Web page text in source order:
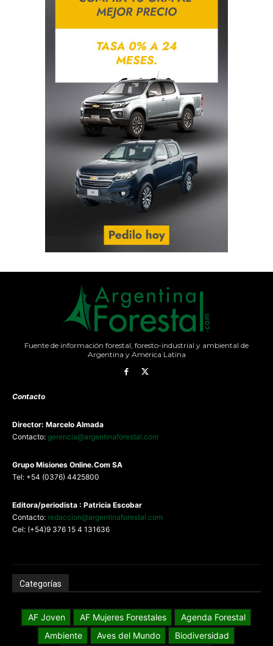
Fuente de información forestal, foresto-industrial y ambiental de
Argentina y América Latina
Contacto
Director: Marcelo Almada
Contacto: gerencia@argentinaforestal.com
Grupo Misiones Online.Com SA
Tel: +54 (0376) 4425800
Editora/periodista : Patricia Escobar
Contacto: redaccion@argentinaforestal.com
Cel: (+54)9 376 15 4 131636
Categorías
AF Joven AF Mujeres Forestales
Agenda Forestal
Ambiente
Aves del Mundo
Biodiversidad